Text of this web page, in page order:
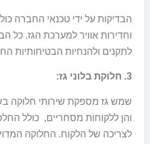
הבדיקות על ידי טכנאי החברה
וחדירות אוויר למערכת הגז. כל
לתקנים ולהנחיות הבטיחותיות
3. חלוקת בלוני גז:
שמש גז מספקת שירותי חלוקה
והן ללקוחות מסחריים, כולל
לצריכה של הלקוח. החלוקה